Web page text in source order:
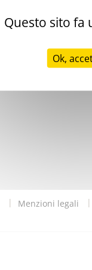
Menzioni legali
Questo sito fa
Ok,